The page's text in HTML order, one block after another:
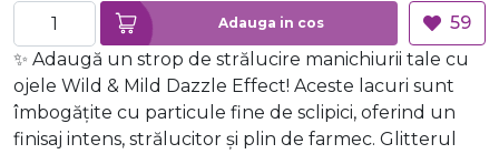
Adauga in cos
59
✨ Adaugă un strop de strălucire manichiurii tale cu
ojele Wild & Mild Dazzle Effect! Aceste lacuri sunt
îmbogățite cu particule fine de sclipici, oferind un
finisaj intens, strălucitor și plin de farmec. Glitterul